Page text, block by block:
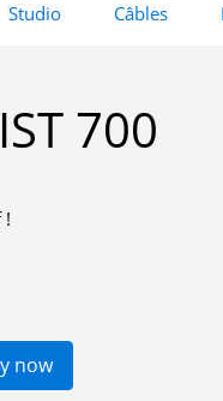
Studio Câbles
700
!
now